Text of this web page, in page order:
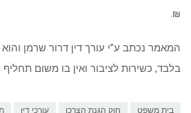
₪.
המאמר נכתב ע”י עורך דין דרור שרמן
בלבד, כשירות לציבור ואין בו משום תחליף
בית משפט חוק הגנת הצרכן עורכי דין